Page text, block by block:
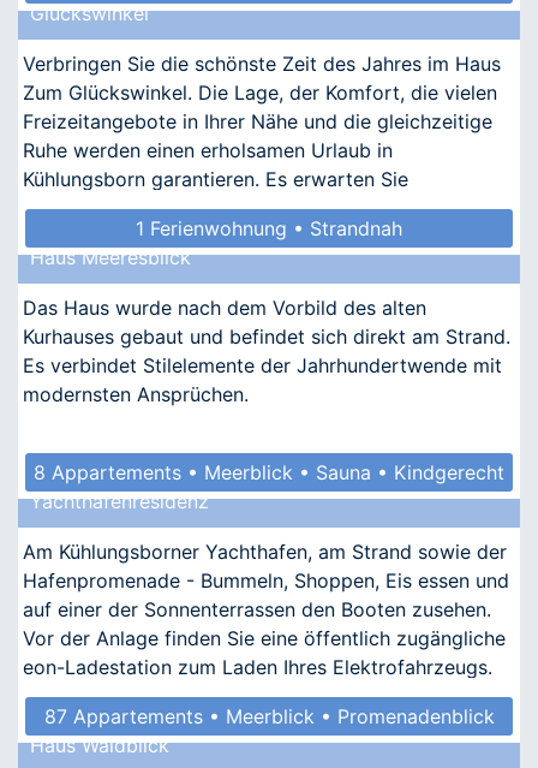
Glückswinkel
Verbringen Sie die schönste Zeit des Jahres im Haus
Zum Glückswinkel. Die Lage, der Komfort, die vielen
Freizeitangebote in Ihrer Nähe und die gleichzeitige
Ruhe werden einen erholsamen Urlaub in
Kühlungsborn garantieren. Es erwarten Sie
nostalgischer Ch
1 Ferienwohnung • Strandnah
Haus Meeresblick
Das Haus wurde nach dem Vorbild des alten
Kurhauses gebaut und befindet sich direkt am Strand.
Es verbindet Stilelemente der Jahrhundertwende mit
modernsten Ansprüchen.
8 Appartements • Meerblick • Sauna • Kindgerecht
• Allergikergeeignet
Yachthafenresidenz
Am Kühlungsborner Yachthafen, am Strand sowie der
Hafenpromenade - Bummeln, Shoppen, Eis essen und
auf einer der Sonnenterrassen den Booten zusehen.
Vor der Anlage finden Sie eine öffentlich zugängliche
eon-Ladestation zum Laden Ihres Elektrofahrzeugs.
87 Appartements • Meerblick • Promenadenblick
• Kindgerecht • Barrierefrei
Haus Waldblick